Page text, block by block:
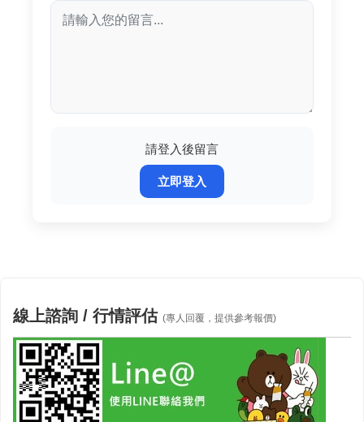
請登入後留言
立即登入
線上諮詢 / 行情評估 (專人回覆，提供參考報價)